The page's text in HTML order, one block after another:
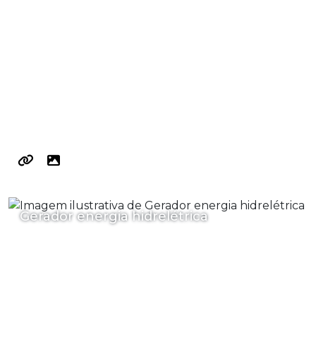
Gerador energia hidrelétrica